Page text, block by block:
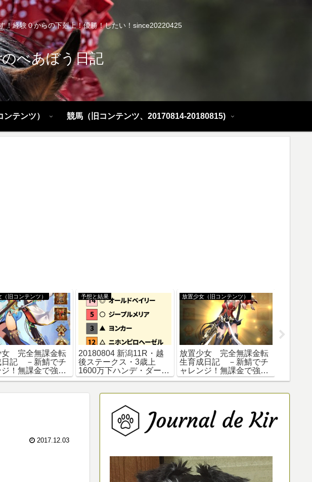
！経験０からの下剋上！優勝！したい！since20220425
べあぼう日記
テンツ） 競馬（旧コンテンツ、20170814-20180815)
旧コンテンツ）
女 完全無課金転
日記 －新鯖でチ
ジ！無課金で強く
Lv.55まで
予想と結果
20180804 新潟11R・越
後ステークス・3歳上
1600万下ハンデ・ダート
1200mの予想
放置少女（旧コンテンツ）
放置少女 完全無課金転
生育成日記 －新鯖でチ
ャレンジ！無課金で強く
なる！第二弾！貯めて貯
２
具体的
2017.12.03